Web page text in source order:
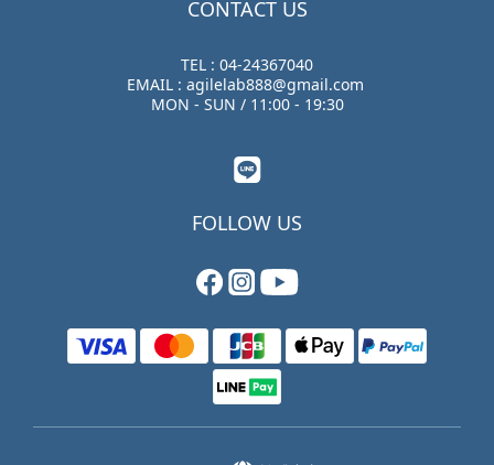
CONTACT US
TEL : 04-24367040
EMAIL : agilelab888@gmail.com
MON - SUN / 11:00 - 19:30
FOLLOW US